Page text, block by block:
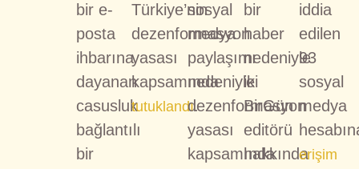
bir e-
posta
ihbarına
dayanan
casusluk
bağlantılı
bir
Türkiye’nin
dezenformasyon
yasası
kapsamında
tutuklandı.
sosyal
medya
paylaşımı
nedeniyle
dezenformasyon
yasası
kapsamında
bir
haber
nedeniyle
iki
BirGün
editörü
hakkında
iddia
edilen
93
sosyal
medya
erişim